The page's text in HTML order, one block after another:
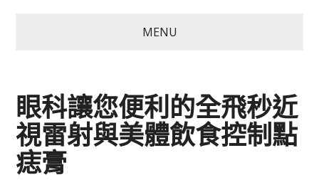
MENU
眼科讓您便利的全飛秒近
視雷射與美體飲食控制點
痣膏